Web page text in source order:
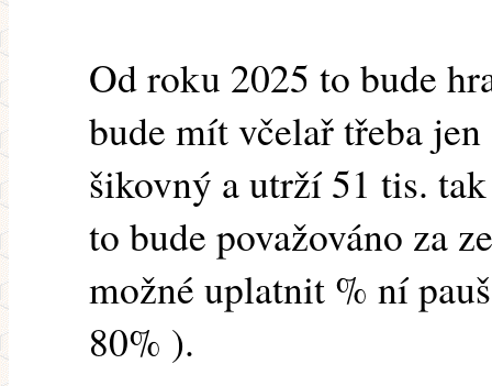
Od roku 2025 to bude
bude mít včelař třeba
šikovný a utrží 51 tis.
to bude považováno za
možné uplatnit % ní
80% ).